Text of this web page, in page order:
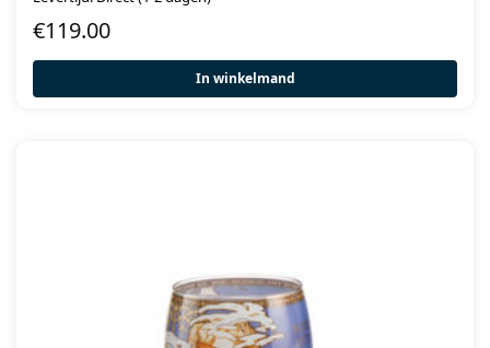
€119.00
In winkelmand